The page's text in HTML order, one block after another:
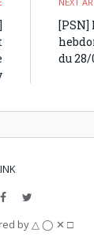
[PSN]
du 28/
FacebookTwitter
by △ ◯ ✕ □